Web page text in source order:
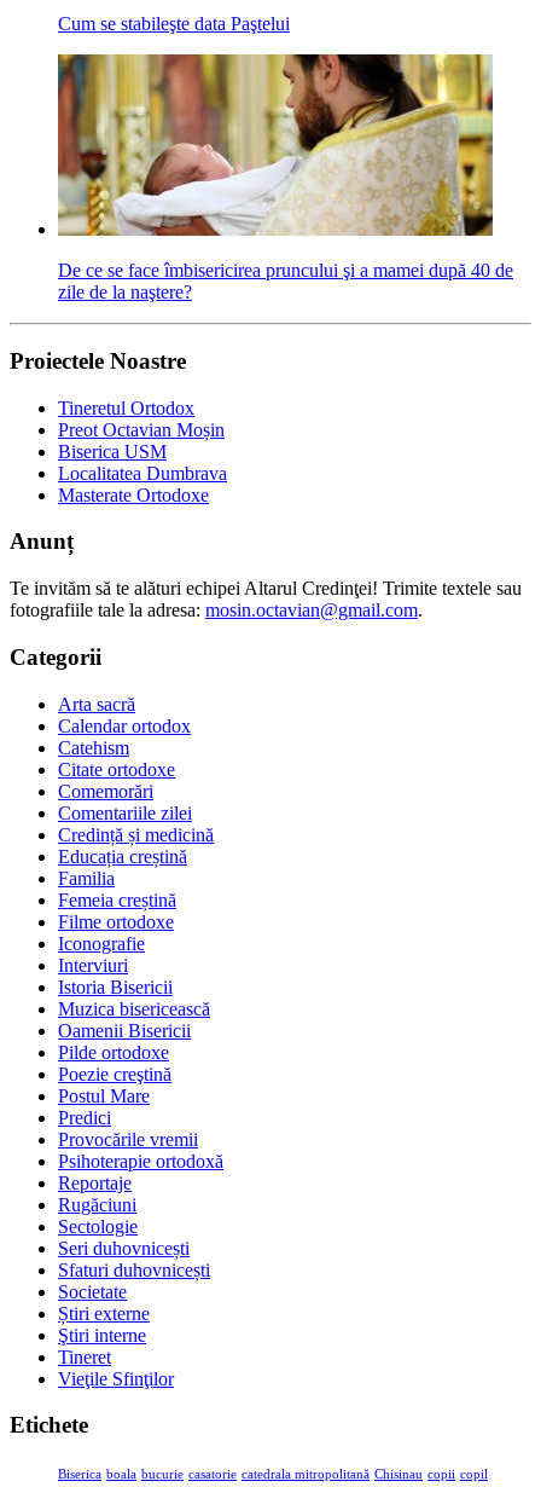
Cum se stabileşte data Paştelui
De ce se face îmbisericirea pruncului şi a mamei după 40 de
zile de la naştere?
Proiectele Noastre
Tineretul Ortodox
Preot Octavian Moșin
Biserica USM
Localitatea Dumbrava
Masterate Ortodoxe
Anunț
Te invităm să te alături echipei Altarul Credinţei! Trimite textele sau
fotografiile tale la adresa: mosin.octavian@gmail.com.
Categorii
Arta sacră
Calendar ortodox
Catehism
Citate ortodoxe
Comemorări
Comentariile zilei
Credință și medicină
Educația creștină
Familia
Femeia creștină
Filme ortodoxe
Iconografie
Interviuri
Istoria Bisericii
Muzica bisericească
Oamenii Bisericii
Pilde ortodoxe
Poezie creştină
Postul Mare
Predici
Provocările vremii
Psihoterapie ortodoxă
Reportaje
Rugăciuni
Sectologie
Seri duhovnicești
Sfaturi duhovnicești
Societate
Știri externe
Ştiri interne
Tineret
Vieţile Sfinţilor
Etichete
Biserica boala bucurie casatorie catedrala mitropolitană Chisinau copii copil